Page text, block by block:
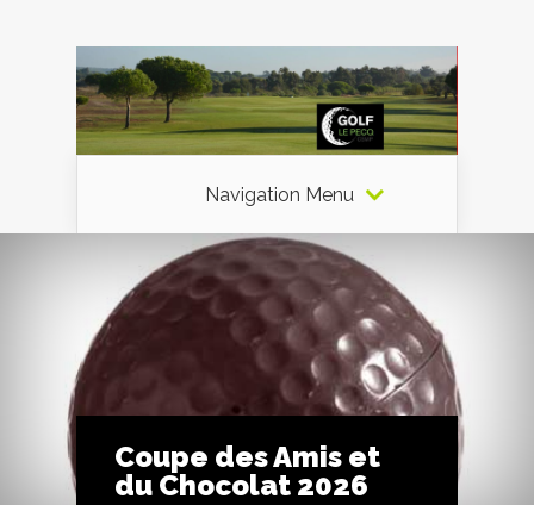
Navigation Menu
Coupe des Amis et
du Chocolat 2026